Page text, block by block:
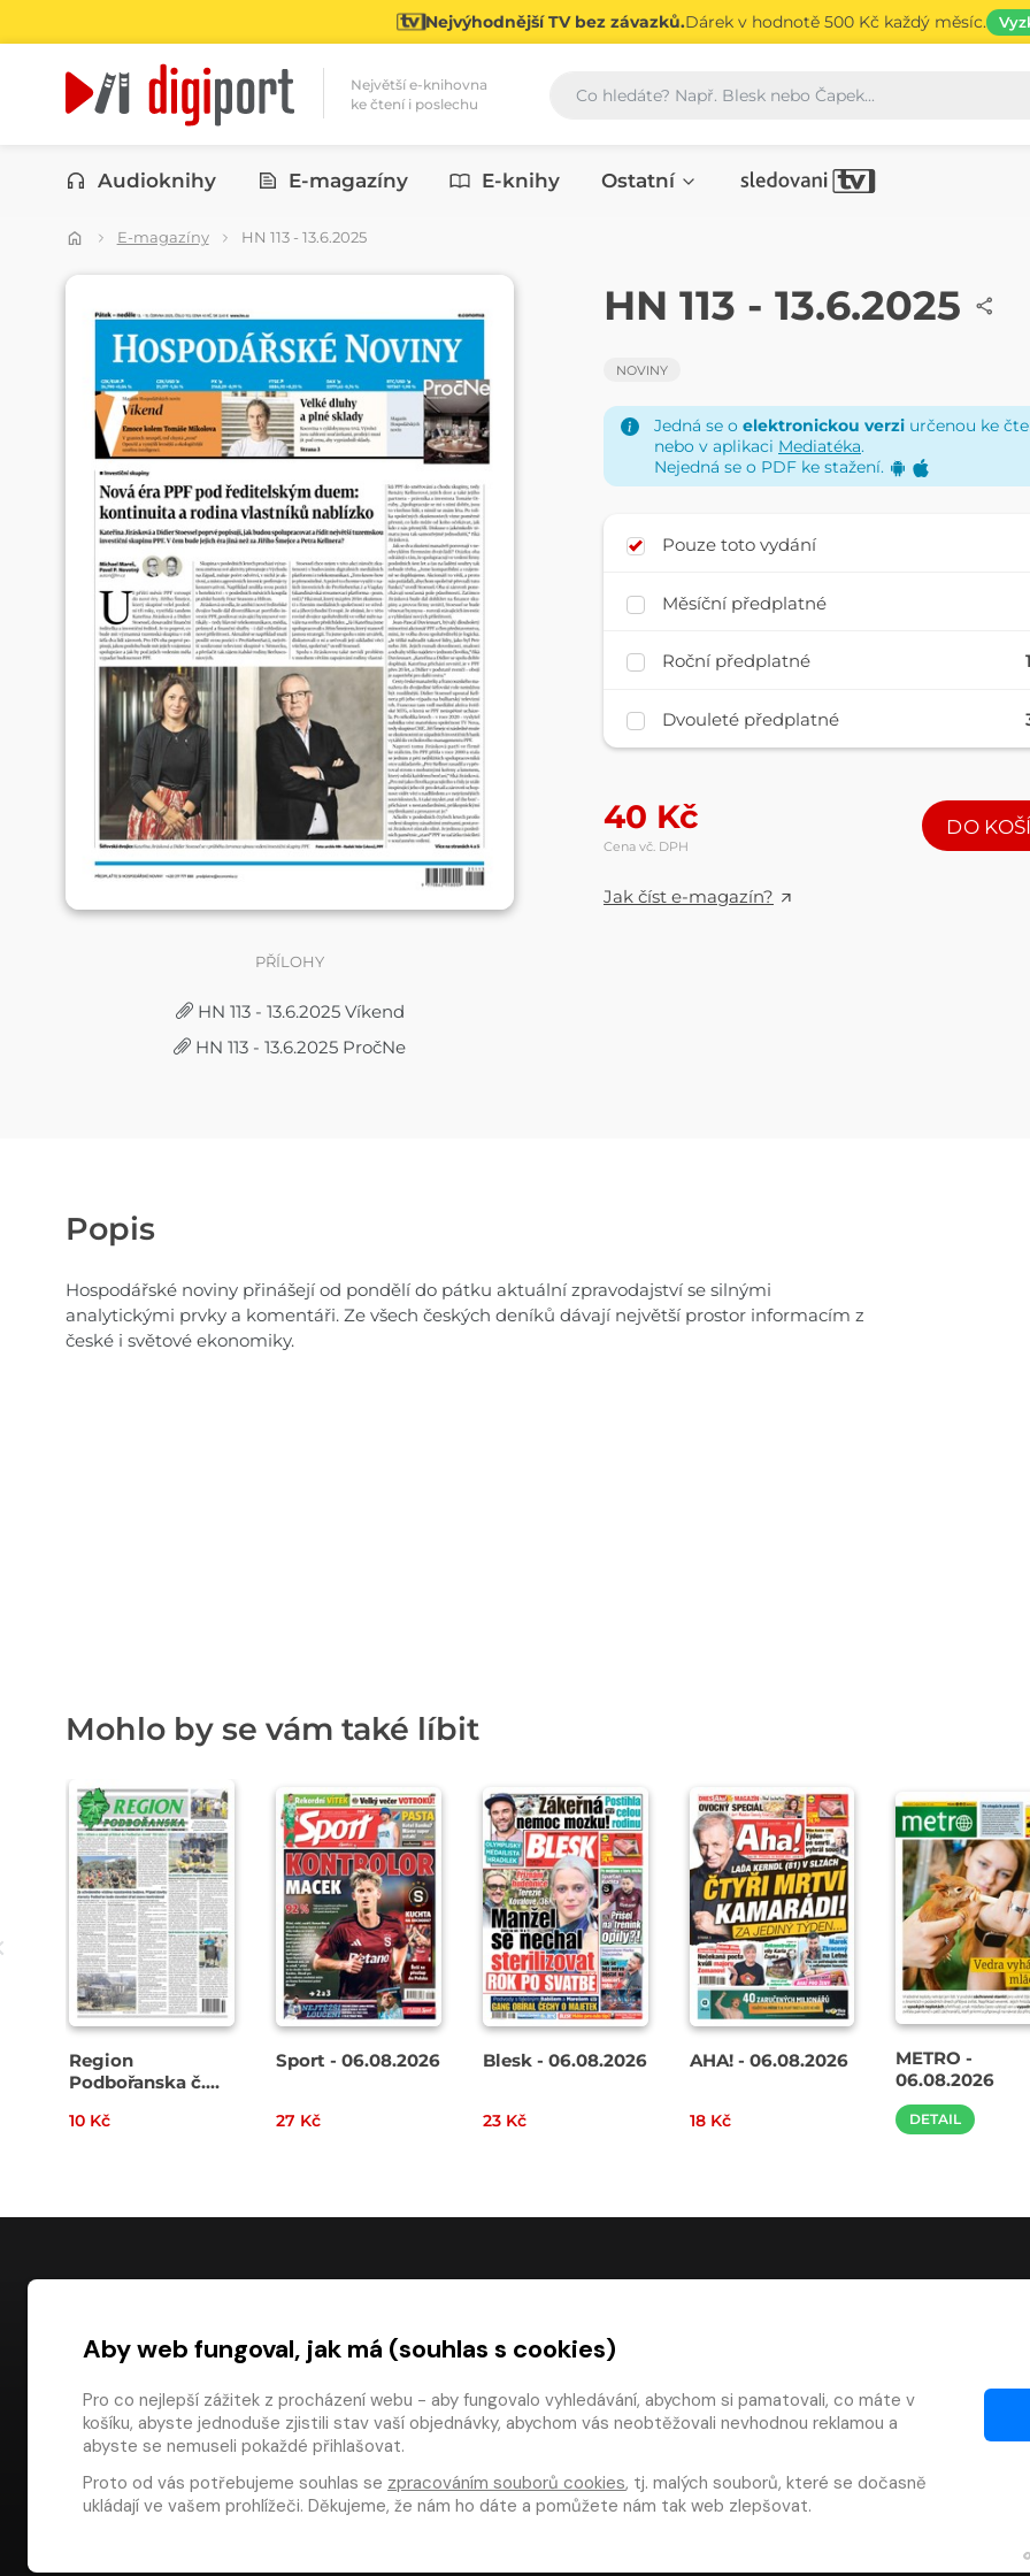
Nejvýhodnější TV bez závazků.Dárek v hodnotě 500 Kč každý měsíc.
Největší e-knihovna
ke čtení i poslechu
Vyhledávání
Kategorie
Audioknihy E-magazíny E-knihy Ostatní
E-magazíny HN 113 - 13.6.2025
PŘÍLOHY
HN 113 - 13.6.2025 Víkend
HN 113 - 13.6.2025 PročNe
NOVINY
HN 113 - 13.6.2025
NOVINY
Jedná se o elektronickou verzi určenou ke
nebo v aplikaci Mediatéka.
Nejedná se o PDF ke stažení.
Pouze toto vydání
Měsíční předplatné
Roční předplatné
Dvouleté předplatné
40 Kč
Cena vč. DPH
DO
Jak číst e-magazín?
Popis
Hospodářské noviny přinášejí od pondělí do pátku aktuální zpravodajství se silnými
analytickými prvky a komentáři. Ze všech českých deníků dávají největší prostor informacím z
české i světové ekonomiky.
Mohlo by se vám také líbit
Region
Podbořanska č.
10 Kč
Sport - 06.08.2026
27 Kč
Blesk - 06.08.2026
23 Kč
AHA! - 06.08.2026
18 Kč
METRO -
06.08.2026
DETAIL
digiport.cz © 2026
Časté dotazy
Platba
Obchodní podmínky
Odstoupení od smlouvy
Dárkové poukazy
Aplikace Mediatéka
Kontakty
Články
Pro firmy
Osobní údaje
Aby web fungoval, jak má (souhlas s cookies)
Pro co nejlepší zážitek z procházení webu - aby fungovalo vyhledávání, abychom si pamatovali, co máte v
košíku, abyste jednoduše zjistili stav vaší objednávky, abychom vás neobtěžovali nevhodnou reklamou a
abyste se nemuseli pokaždé přihlašovat.
Proto od vás potřebujeme souhlas se zpracováním souborů cookies, tj. malých souborů, které se dočasně
ukládají ve vašem prohlížeči. Děkujeme, že nám ho dáte a pomůžete nám tak web zlepšovat.